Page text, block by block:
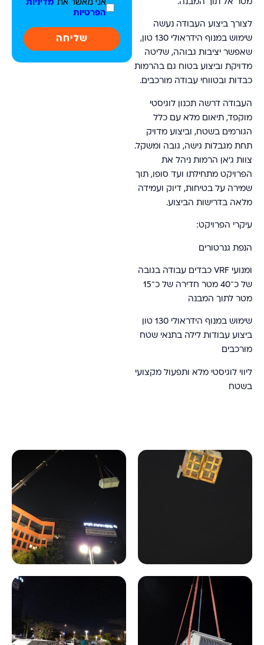
מטר אל תוך המבנה.
לצורך ביצוע העבודה נעשה
שימוש במנוף הידראולי 130 טון,
שאפשר יציבות גבוהה, שליטה
מדויקת וביצוע בטוח גם בהרמות
כבדות ובטווחי עבודה מורכבים.
העבודה דרשה תכנון לוגיסטי
מוקפד, תיאום מלא עם כלל
הגורמים בשטח, וביצוע מדויק
תחת מגבלות גישה, גובה ומשקל.
צוות ג׳אן הרמות ניהל את
הפרויקט מתחילתו ועד סופו, תוך
שמירה על בטיחות, דיוק ועמידה
מלאה בדרישות הביצוע.
עיקרי הפרויקט:
הנפת גנרטורים
ומנועי VRF כבדים עבודה בגובה
של כ־40 מטר חדירה של כ־15
מטר לתוך המבנה
שימוש במנוף הידראולי 130 טון
ביצוע עבודות לילה בתנאי שטח
מורכבים
ליווי לוגיסטי מלא ותפעול מקצועי
בשטח
מדיניות
הפרטיות
שליחה